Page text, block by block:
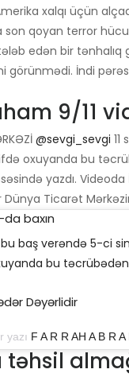
xalqı üçün
son qoyan terror
edən bir tənhalıq
görünmədi. İndi
9/11
@sevgi_sevgi
oxuyanda bu
yazdı.
Dünya Ticarət
baxın
bu baş verəndə 5-ci
bu təcrübədən
Dəyərlidir
yazı F A R R AH A B R A
təhsil